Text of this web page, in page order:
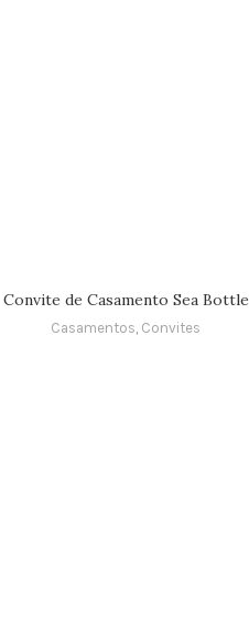
Convite de Casamento Sea Bottle
Casamentos, Convites